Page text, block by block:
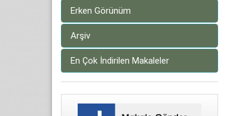
Erken Görünüm
Arşiv
En Çok İndirilen Makaleler